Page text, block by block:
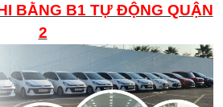
BẰNG B1 TỰ ĐỘNG QUẬN
2